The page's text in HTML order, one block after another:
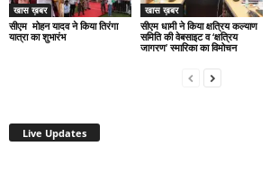
खास ख़बर
सीएम मोहन यादव ने किया तिरंगा
यात्रा का शुभारंभ
खास ख़बर
सीएम धामी ने किया क्षत्रिय कल्याण
समिति की वेबसाइट व ‘क्षत्रिय
जागरण’ स्मारिका का विमोचन
Live Updates